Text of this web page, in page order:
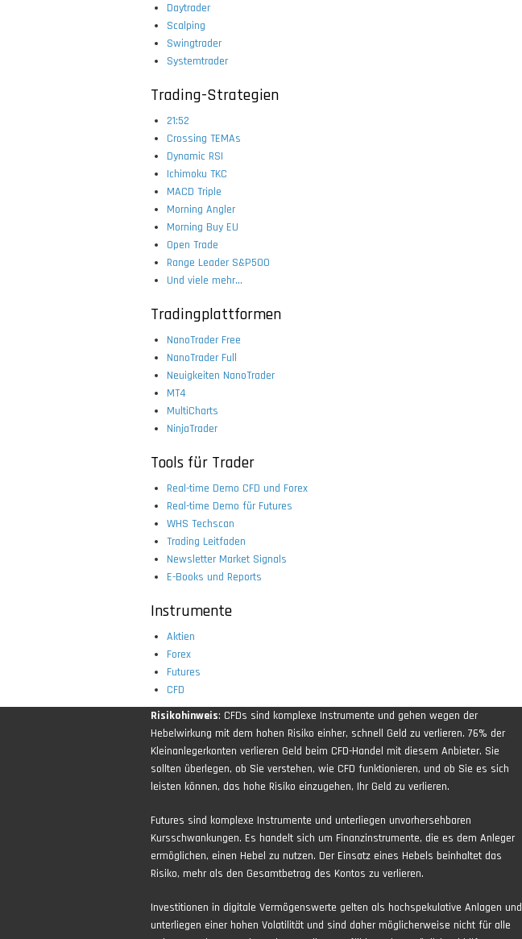
Daytrader
Scalping
Swingtrader
Systemtrader
Trading-Strategien
21:52
Crossing TEMAs
Dynamic RSI
Ichimoku TKC
MACD Triple
Morning Angler
Morning Buy EU
Open Trade
Range Leader S&P500
Und viele mehr...
Tradingplattformen
NanoTrader Free
NanoTrader Full
Neuigkeiten NanoTrader
MT4
MultiCharts
NinjaTrader
Tools für Trader
Real-time Demo CFD und Forex
Real-time Demo für Futures
WHS Techscan
Trading Leitfaden
Newsletter Market Signals
E-Books und Reports
Instrumente
Aktien
Forex
Futures
CFD
Risikohinweis: CFDs sind komplexe Instrumente und gehen wegen der
Hebelwirkung mit dem hohen Risiko einher, schnell Geld zu verlieren. 76% der
Kleinanlegerkonten verlieren Geld beim CFD-Handel mit diesem Anbieter. Sie
sollten überlegen, ob Sie verstehen, wie CFD funktionieren, und ob Sie es sich
leisten können, das hohe Risiko einzugehen, Ihr Geld zu verlieren.
Futures sind komplexe Instrumente und unterliegen unvorhersehbaren
Kursschwankungen. Es handelt sich um Finanzinstrumente, die es dem Anleger
ermöglichen, einen Hebel zu nutzen. Der Einsatz eines Hebels beinhaltet das
Risiko, mehr als den Gesamtbetrag des Kontos zu verlieren.
Investitionen in digitale Vermögenswerte gelten als hochspekulative Anlagen und
unterliegen einer hohen Volatilität und sind daher möglicherweise nicht für alle